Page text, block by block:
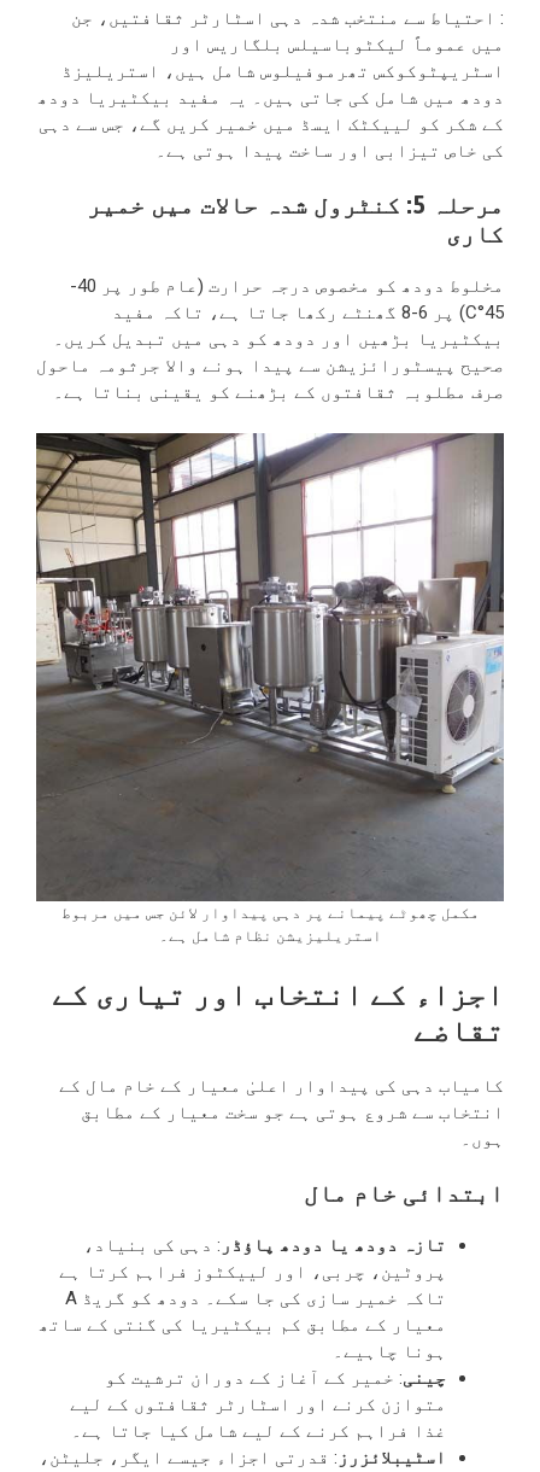
: احتیاط سے منتخب شدہ دہی اسٹارٹر ثقافتیں، جن
میں عموماً لیکٹوباسیلس بلگاریس اور
اسٹریپٹوکوکس تھرموفیلوس شامل ہیں، استریلیزڈ
دودھ میں شامل کی جاتی ہیں۔ یہ مفید بیکٹیریا دودھ
کے شکر کو لییکٹک ایسڈ میں خمیر کریں گے، جس سے دہی
کی خاص تیزابی اور ساخت پیدا ہوتی ہے۔
مرحلہ 5: کنٹرول شدہ حالات میں خمیر
کاری
مخلوط دودھ کو مخصوص درجہ حرارت (عام طور پر 40-
45°C) پر 6-8 گھنٹے رکھا جاتا ہے، تاکہ مفید
بیکٹیریا بڑھیں اور دودھ کو دہی میں تبدیل کریں۔
صحیح پیسٹورائزیشن سے پیدا ہونے والا جرثومہ ماحول
صرف مطلوبہ ثقافتوں کے بڑھنے کو یقینی بناتا ہے۔
مکمل چھوٹے پیمانے پر دہی پیداوار لائن جس میں مربوط
استریلیزیشن نظام شامل ہے۔
اجزاء کے انتخاب اور تیاری کے
تقاضے
کامیاب دہی کی پیداوار اعلیٰ معیار کے خام مال کے
انتخاب سے شروع ہوتی ہے جو سخت معیار کے مطابق
ہوں۔
ابتدائی خام مال
تازہ دودھ یا دودھ پاؤڈر : دہی کی بنیاد،
پروٹین، چربی، اور لییکٹوز فراہم کرتا ہے
تاکہ خمیر سازی کی جا سکے۔ دودھ کو گریڈ A
معیار کے مطابق کم بیکٹیریا کی گنتی کے ساتھ
ہونا چاہیے۔
چینی: خمیر کے آغاز کے دوران ترشیت کو
متوازن کرنے اور اسٹارٹر ثقافتوں کے لیے
غذا فراہم کرنے کے لیے شامل کیا جاتا ہے۔
اسٹیبلائزرز : قدرتی اجزاء جیسے ایگر، جلیٹن،